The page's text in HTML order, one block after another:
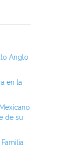
Anglo
en la
de su